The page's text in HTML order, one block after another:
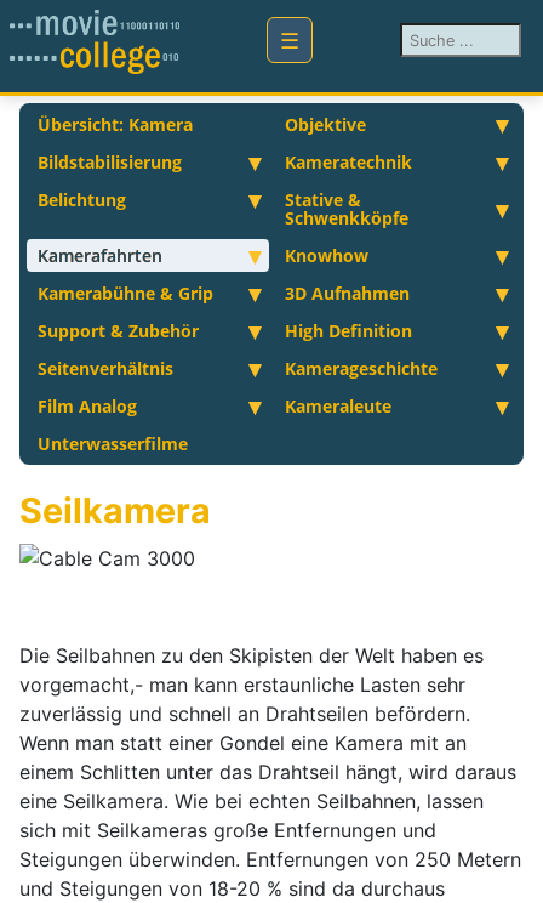
Suchen ...
Übersicht: Kamera
Objektive
Bildstabilisierung
Kameratechnik
Belichtung
Stative &
Schwenkköpfe
Kamerafahrten
Knowhow
Kamerabühne & Grip
3D Aufnahmen
Support & Zubehör
High Definition
Seitenverhältnis
Kamerageschichte
Film Analog
Kameraleute
Unterwasserfilme
Seilkamera
Die Seilbahnen zu den Skipisten der Welt haben es
vorgemacht,- man kann erstaunliche Lasten sehr
zuverlässig und schnell an Drahtseilen befördern.
Wenn man statt einer Gondel eine Kamera mit an
einem Schlitten unter das Drahtseil hängt, wird daraus
eine Seilkamera. Wie bei echten Seilbahnen, lassen
sich mit Seilkameras große Entfernungen und
Steigungen überwinden. Entfernungen von 250 Metern
und Steigungen von 18-20 % sind da durchaus